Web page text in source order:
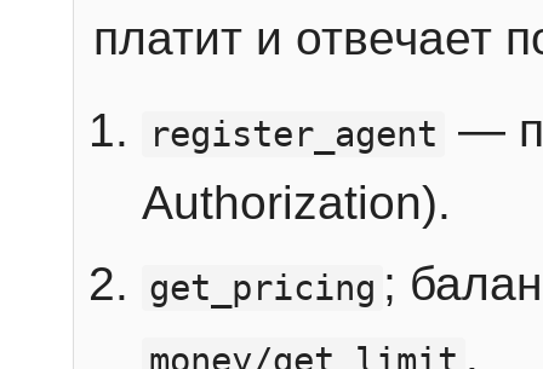
платит и отвечает
register_agent —
Authorization).
get_pricing ;
.